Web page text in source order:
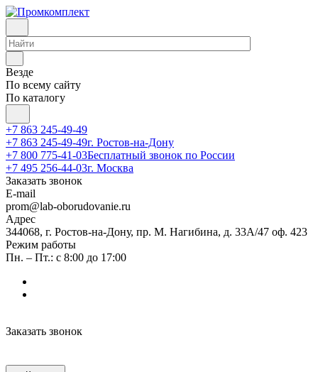
Везде
По всему сайту
По каталогу
+7 863 245-49-49
+7 863 245-49-49г. Ростов-на-Дону
+7 800 775-41-03Бесплатный звонок по России
+7 495 256-44-03г. Москва
Заказать звонок
E-mail
prom@lab-oborudovanie.ru
Адрес
344068, г. Ростов-на-Дону, пр. М. Нагибина, д. 33А/47 оф. 423
Режим работы
Пн. – Пт.: с 8:00 до 17:00
Заказать звонок